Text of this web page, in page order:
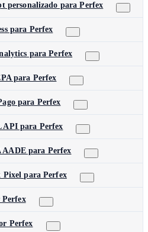
personalizado para Perfex
para Perfex
para Perfex
para Perfex
para Perfex
API para Perfex
para Perfex
Pixel para Perfex
Perfex